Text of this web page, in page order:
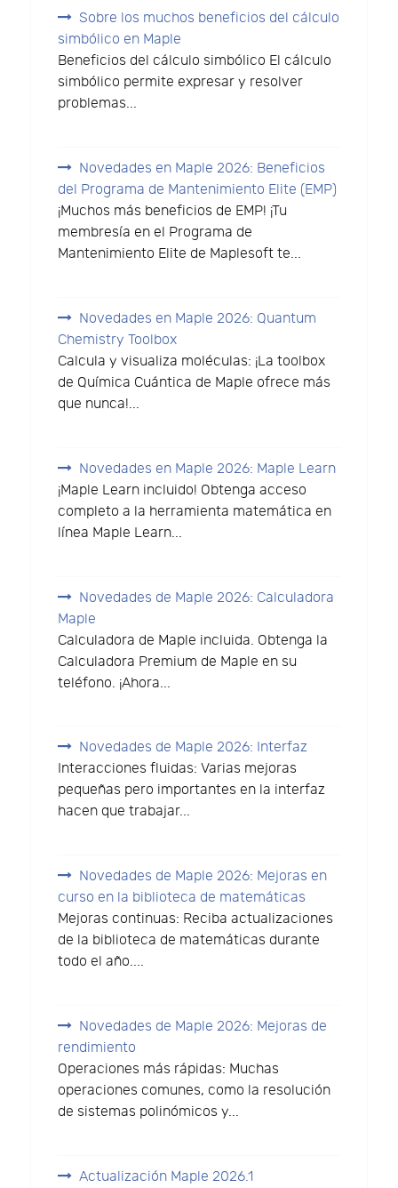
Sobre los muchos beneficios del cálculo
simbólico en Maple
Beneficios del cálculo simbólico El cálculo
simbólico permite expresar y resolver
problemas...
Novedades en Maple 2026: Beneficios
del Programa de Mantenimiento Elite (EMP)
¡Muchos más beneficios de EMP! ¡Tu
membresía en el Programa de
Mantenimiento Elite de Maplesoft te...
Novedades en Maple 2026: Quantum
Chemistry Toolbox
Calcula y visualiza moléculas: ¡La toolbox
de Química Cuántica de Maple ofrece más
que nunca!...
Novedades en Maple 2026: Maple Learn
¡Maple Learn incluido! Obtenga acceso
completo a la herramienta matemática en
línea Maple Learn...
Novedades de Maple 2026: Calculadora
Maple
Calculadora de Maple incluida. Obtenga la
Calculadora Premium de Maple en su
teléfono. ¡Ahora...
Novedades de Maple 2026: Interfaz
Interacciones fluidas: Varias mejoras
pequeñas pero importantes en la interfaz
hacen que trabajar...
Novedades de Maple 2026: Mejoras en
curso en la biblioteca de matemáticas
Mejoras continuas: Reciba actualizaciones
de la biblioteca de matemáticas durante
todo el año....
Novedades de Maple 2026: Mejoras de
rendimiento
Operaciones más rápidas: Muchas
operaciones comunes, como la resolución
de sistemas polinómicos y...
Actualización Maple 2026.1